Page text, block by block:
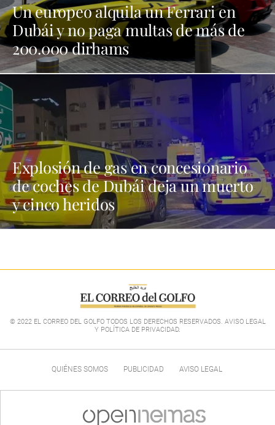
Un europeo alquila un Ferrari en
Dubái y no paga multas de más de
200.000 dirhams
Explosión de gas en concesionario
de coches de Dubái deja un muerto
y cinco heridos
© 2022 EL CORREO DEL GOLFO TODOS LOS DERECHOS RESERVADOS. AVISO LEGAL
Y POLÍTICA DE PRIVACIDAD.
QUIÉNES SOMOS PUBLICIDAD AVISO LEGAL